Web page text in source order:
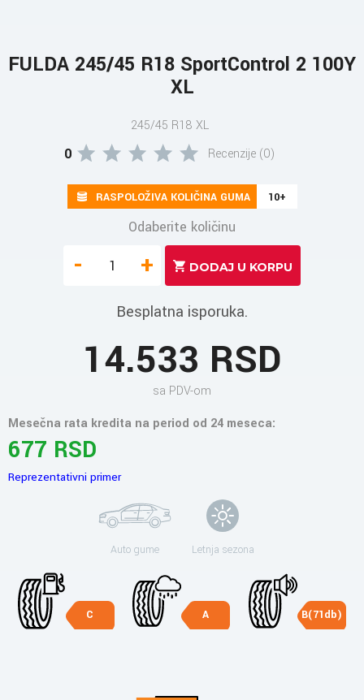
FULDA 245/45 R18 SportControl 2 100Y
XL
245/45 R18 XL
0 Recenzije (0)
RASPOLOŽIVA KOLIČINA GUMA 10+
Odaberite količinu
- +
Besplatna isporuka.
14.533 RSD
sa PDV-om
Mesečna rata kredita na period od 24 meseca:
677 RSD
Reprezentativni primer
Auto gume Letnja sezona
C A B(71db)